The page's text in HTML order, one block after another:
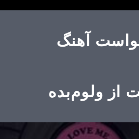
آهنگ
از ولوم‌بده